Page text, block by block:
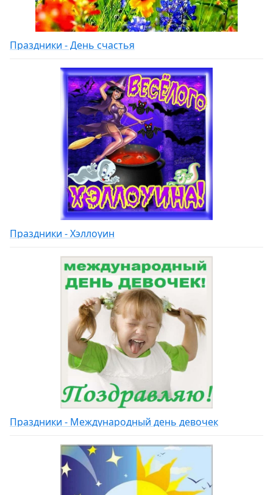
Праздники - День счастья
Праздники - Хэллоуин
Праздники - Международный день девочек